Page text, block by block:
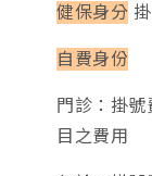
健保身分
自費身份
門診：掛
目之費用